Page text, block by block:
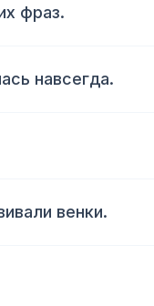
фраз.
навсегда.
венки.